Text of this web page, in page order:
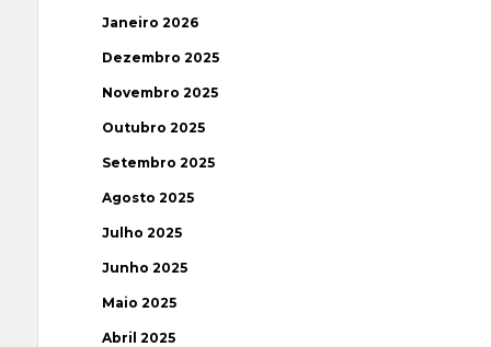
Janeiro 2026
Dezembro 2025
Novembro 2025
Outubro 2025
Setembro 2025
Agosto 2025
Julho 2025
Junho 2025
Maio 2025
Abril 2025